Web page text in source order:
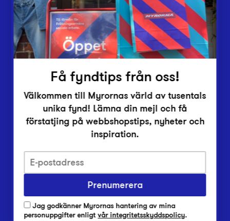
Inlämningsplatser
Om Myrorna
Lediga jobb
Pressrum
Integritetsskyddspolicy
Har du frågor om onlineköp, leverans eller retur?
Har du frågor om vår verksamhet?
Vanliga frågor om Myrorna
Få fyndtips från oss!
Välkommen till Myrornas värld av tusentals
unika fynd! Lämna din mejl och få
förstatjing på webbshopstips, nyheter och
inspiration.
Prenumerera
Jag godkänner Myrornas hantering av mina
personuppgifter enligtvår integritetsskyddspolicy.